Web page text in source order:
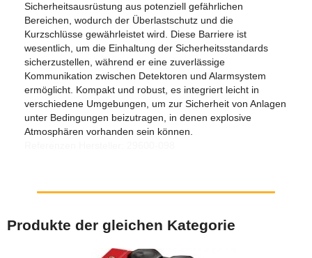
Sicherheitsausrüstung aus potenziell gefährlichen
Bereichen, wodurch der Überlastschutz und die
Kurzschlüsse gewährleistet wird. Diese Barriere ist
wesentlich, um die Einhaltung der Sicherheitsstandards
sicherzustellen, während er eine zuverlässige
Kommunikation zwischen Detektoren und Alarmsystem
ermöglicht. Kompakt und robust, es integriert leicht in
verschiedene Umgebungen, um zur Sicherheit von Anlagen
unter Bedingungen beizutragen, in denen explosive
Atmosphären vorhanden sein können.
Produkte der gleichen Kategorie